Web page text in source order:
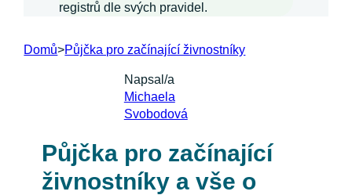
registrů dle svých pravidel.
Domů>Půjčka pro začínající živnostníky
Napsal/a
Michaela
Svobodová
Půjčka pro začínající
živnostníky a vše o